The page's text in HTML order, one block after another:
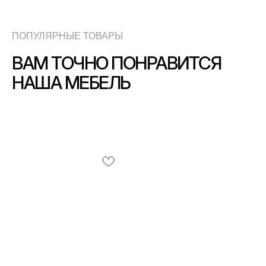
ПОПУЛЯРНЫЕ ТОВАРЫ
ВАМ ТОЧНО ПОНРАВИТСЯ
НАША МЕБЕЛЬ